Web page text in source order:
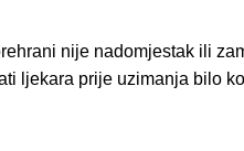
nije nadomjestak ili
ljekara prije uzimanja bilo